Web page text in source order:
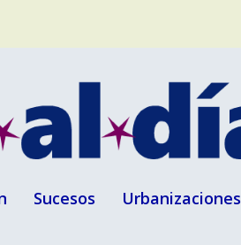
Sucesos Urbanizaciones